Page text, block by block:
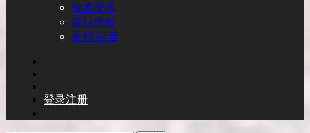
技术资讯
建站经验
盈利/运营
登录注册